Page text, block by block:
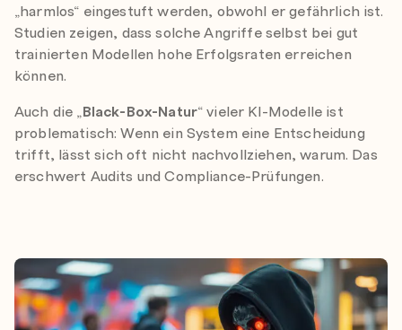
„harmlos“ eingestuft werden, obwohl er gefährlich ist.
Studien zeigen, dass solche Angriffe selbst bei gut
trainierten Modellen hohe Erfolgsraten erreichen
können.
Auch die „Black-Box-Natur“ vieler KI-Modelle ist
problematisch: Wenn ein System eine Entscheidung
trifft, lässt sich oft nicht nachvollziehen, warum. Das
erschwert Audits und Compliance-Prüfungen.